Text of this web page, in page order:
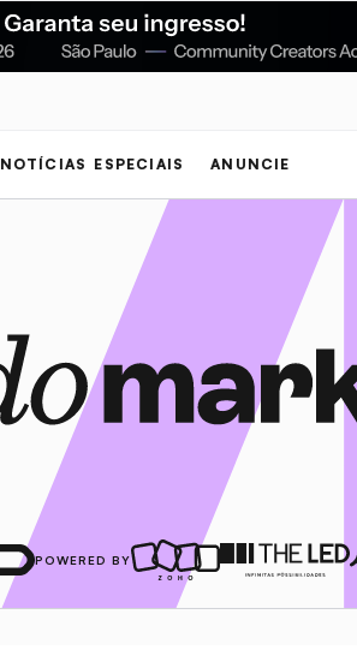
NOTÍCIAS ESPECIAIS ANUNCIE
POWERED BY